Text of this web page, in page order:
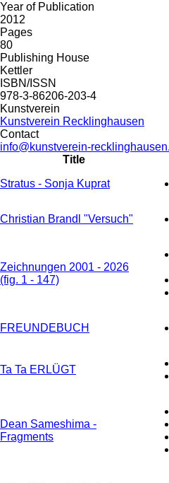
Year of Publication
2012
Pages
80
Publishing House
Kettler
ISBN/ISSN
978-3-86206-203-4
Kunstverein
Kunstverein Recklinghausen
Contact
info@kunstverein-
Title
Stratus - Sonja Kuprat
Christian Brandl "Versuch"
Zeichnungen 2001 - 2026
(fig. 1 - 147)
FREUNDEBUCH
Ta Ta ERLÜGT
Dean Sameshima -
Fragments